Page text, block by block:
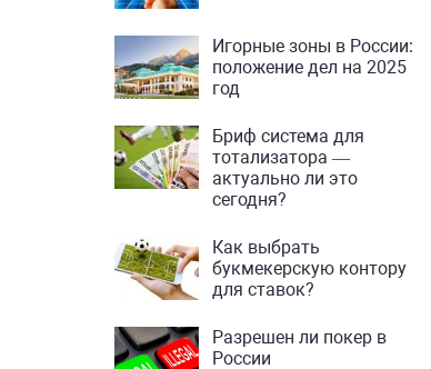
Игорные зоны в России:
положение дел на 2025
год
Бриф система для
тотализатора —
актуально ли это
сегодня?
Как выбрать
букмекерскую контору
для ставок?
Разрешен ли покер в
России